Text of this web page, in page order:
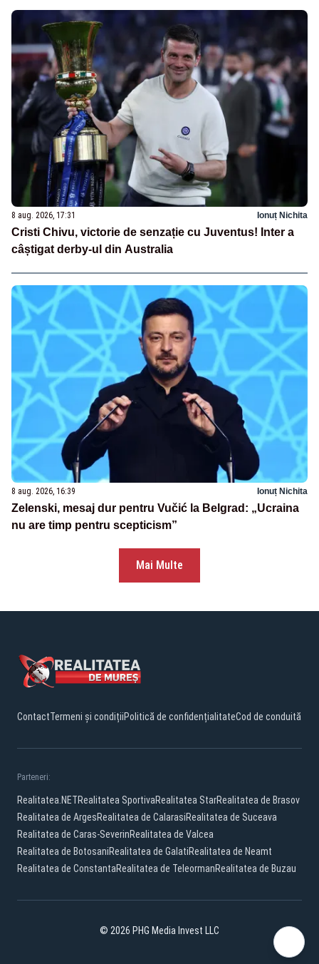
8 aug. 2026, 17:31 Ionuț Nichita
Cristi Chivu, victorie de senzație cu Juventus! Inter a
câștigat derby-ul din Australia
8 aug. 2026, 16:39 Ionuț Nichita
Zelenski, mesaj dur pentru Vučić la Belgrad: „Ucraina
nu are timp pentru scepticism”
Mai Multe
ContactTermeni și condițiiPolitică de confidențialitateCod de conduită
Parteneri:
Realitatea.NETRealitatea SportivaRealitatea StarRealitatea de Brasov
Realitatea de ArgesRealitatea de CalarasiRealitatea de Suceava
Realitatea de Caras-SeverinRealitatea de Valcea
Realitatea de BotosaniRealitatea de GalatiRealitatea de Neamt
Realitatea de ConstantaRealitatea de TeleormanRealitatea de Buzau
© 2026 PHG Media Invest LLC